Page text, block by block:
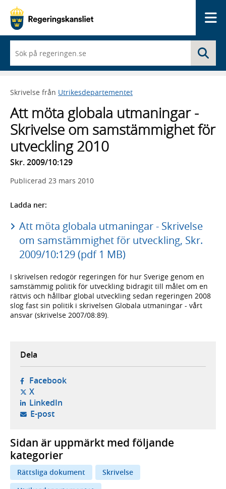
du
börjar
skriva
framträder
lista
med
sökförslag
Skrivelse från Utrikesdepartementet
Att möta globala utmaningar -
Skrivelse om samstämmighet för
utveckling 2010
Skr. 2009/10:129
Publicerad 23 mars 2010
Ladda ner:
Att möta globala utmaningar - Skrivelse
om samstämmighet för utveckling, Skr.
2009/10:129 (pdf 1 MB)
I skrivelsen redogör regeringen för hur Sverige genom en
samstämmig politik för utveckling bidragit till målet om en
rättvis och hållbar global utveckling sedan regeringen 2008
slog fast sin politik i skrivelsen Globala utmaningar - vårt
ansvar (skrivelse 2007/08:89).
Dela
Facebook- öppnas i ny flik, extern webbplats,
X- öppnas i ny flik, extern webbplats,
LinkedIn- öppnas i ny flik, extern webbplats,
E-post- öppnar din e-postklient,
Sidan är uppmärkt med följande
kategorier
Rättsliga dokument
Skrivelse